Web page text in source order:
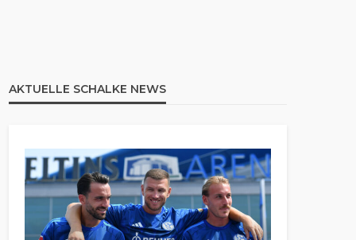
AKTUELLE SCHALKE NEWS